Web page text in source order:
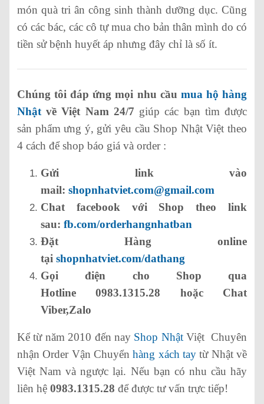
món quà tri ân công sinh thành dưỡng dục. Cũng
có các bác, các cô tự mua cho bản thân mình do có
tiền sử bệnh huyết áp nhưng đây chỉ là số ít.
Chúng tôi đáp ứng mọi nhu cầu mua hộ hàng
Nhật về Việt Nam 24/7 giúp các bạn tìm được
sản phẩm ưng ý, gửi yêu cầu Shop Nhật Việt theo
4 cách để shop báo giá và order :
Gửi link vào
mail: shopnhatviet.com@gmail.com
Chat facebook với Shop theo link
sau: fb.com/orderhangnhatban
Đặt Hàng online
tại shopnhatviet.com/dathang
Gọi điện cho Shop qua
Hotline 0983.1315.28 hoặc Chat
Viber,Zalo
Kể từ năm 2010 đến nay Shop NhậtViệt Chuyên
nhận Order Vận Chuyểnhàng xách tay từ Nhật về
Việt Nam và ngược lại. Nếu bạn có nhu cầu hãy
liên hệ 0983.1315.28 để được tư vấn trực tiếp!